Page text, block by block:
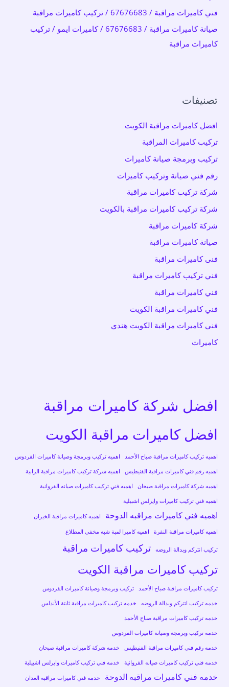
فني كاميرات مراقبة / 67676683 / تركيب كاميرات مراقبة
صيانة كاميرات مراقبة / 67676683 / كاميرات ايمو / تركيب
كاميرات مراقبة
تصنيفات
افضل كاميرات مراقبة الكويت
تركيب كاميرات المراقبة
تركيب وبرمجة صيانة كاميرات
رقم فني صيانة وتركيب كاميرات
شركة تركيب كاميرات مراقبة
شركة تركيب كاميرات مراقبة بالكويت
شركة كاميرات مراقبة
صيانة كاميرات مراقبة
فنى كاميرات مراقبة
فني تركيب كاميرات مراقبة
فني كاميرات مراقبة
فني كاميرات مراقبة الكويت
فني كاميرات مراقبة الكويت هندي
كاميرات
افضل شركة كاميرات مراقبة
افضل كاميرات مراقبة الكويت
اهميه تركيب كاميرات مراقبة صباح الأحمد اهميه تركيب وبرمجة وصيانة كاميرات الفردوس
اهميه رقم فني كاميرات مراقبة الفنيطيس اهميه شركة تركيب كاميرات مراقبة الرابية
اهميه شركة كاميرات مراقبة صبحان اهميه فني تركيب كاميرات صيانه الفروانية
اهميه فني تركيب كاميرات وايرلس اشبيلية
اهميه فني كاميرات مراقبه الدوحة اهميه كاميرات مراقبة الخيران
اهميه كاميرات مراقبة النقرة اهميه كاميرا لمبة شبه مخفي المطلاع
تركيب انتركم وبدالة الروضه تركيب كاميرات مراقبة
تركيب كاميرات مراقبة الكويت
تركيب كاميرات مراقبة صباح الأحمد تركيب وبرمجة وصيانة كاميرات الفردوس
خدمه تركيب انتركم وبدالة الروضه خدمه تركيب كاميرات مراقبة ثابتة الأندلس
خدمه تركيب كاميرات مراقبة صباح الأحمد
خدمه تركيب وبرمجة وصيانة كاميرات الفردوس
خدمه رقم فني كاميرات مراقبة الفنيطيس خدمه شركة كاميرات مراقبة صبحان
خدمه فني تركيب كاميرات صيانه الفروانية خدمه فني تركيب كاميرات وايرلس اشبيلية
خدمه فني كاميرات مراقبه الدوحة خدمه فني كاميرات مراقبه العدان